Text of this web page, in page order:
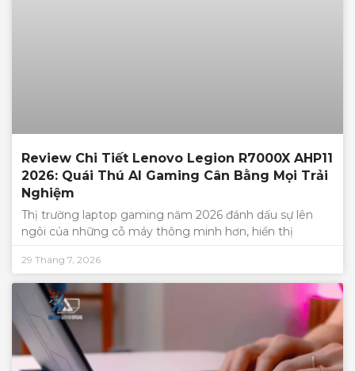
Review Chi Tiết Lenovo Legion R7000X AHP11
2026: Quái Thú AI Gaming Cân Bằng Mọi Trải
Nghiệm
Thị trường laptop gaming năm 2026 đánh dấu sự lên
ngôi của những cỗ máy thông minh hơn, hiển thị
29 Tháng 7, 2026